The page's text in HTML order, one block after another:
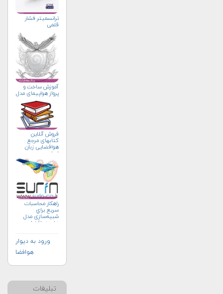
ترانسمیتر فشار
قلمی
آموزش ساخت و
پرواز هواپیمای مدل
فروش آنلاین
کتابهای مرجع
هوافضایی زبان
اصلی
راهکار محاسبات
سريع براي
شبیه‌سازی مدل
های هوافضا
ورود به دیوار
هوافضا
تبلیغات